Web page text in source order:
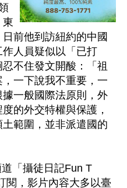
東
前他到訪紐約的中國
人員疑似以「已打
不住發文開酸：「祖
一下說我不重要，一
一般國際法原則，外
的外交特權與保護，
範圍，並非派遣國的
「攝徒日記Fun T
閱，影片內容大多以臺